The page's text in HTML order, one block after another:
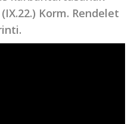
Korm. Rendelet